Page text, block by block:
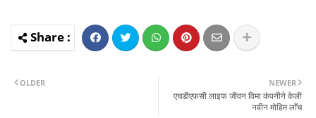
NEWER
एचडीएफसी लाइफ जीवन विमा कंपनीने केली
नवीन मोहिम लाँच
OLDER